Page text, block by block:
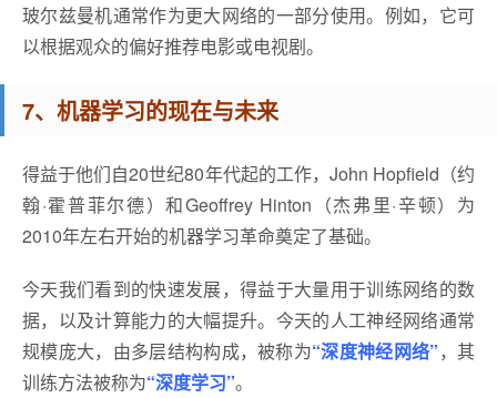
玻尔兹曼机通常作为更大网络的一部分使用。例如，它可
以根据观众的偏好推荐电影或电视剧。
7、机器学习的现在与未来
得益于他们自20世纪80年代起的工作，John Hopfield（约
翰·霍普菲尔德）和Geoffrey Hinton（杰弗里·辛顿）为
2010年左右开始的机器学习革命奠定了基础。
今天我们看到的快速发展，得益于大量用于训练网络的数
据，以及计算能力的大幅提升。今天的人工神经网络通常
规模庞大，由多层结构构成，被称为“深度神经网络”，其
训练方法被称为“深度学习”。